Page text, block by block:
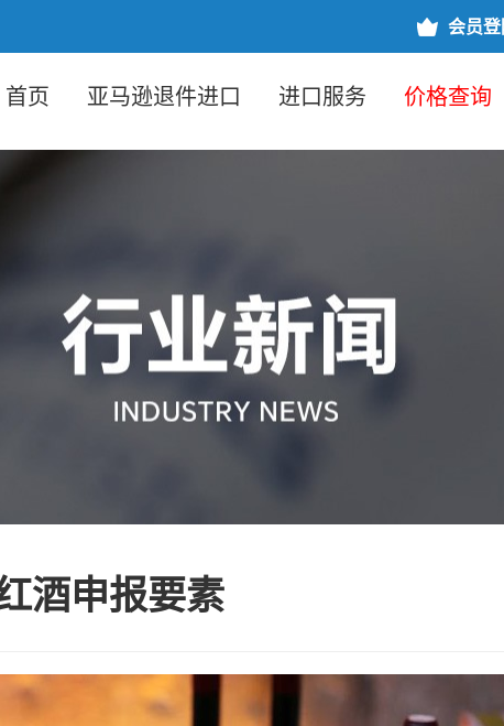
会员
首页 亚马逊退件进口 进口服务 价格查询
酒申报要素